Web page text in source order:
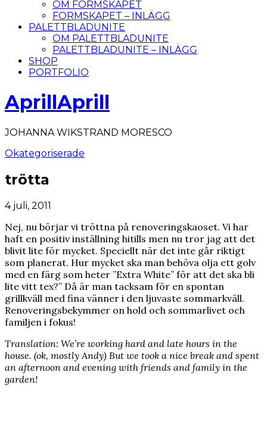
OM FORMSKAPET
FORMSKAPET – INLÄGG
PALETTBLADUNITE
OM PALETTBLADUNITE
PALETTBLADUNITE – INLÄGG
SHOP
PORTFOLIO
AprillAprill
JOHANNA WIKSTRAND MORESCO
Okategoriserade
trötta
4 juli, 2011
Nej, nu börjar vi tröttna på renoveringskaoset. Vi har
haft en positiv inställning hitills men nu tror jag att det
blivit lite för mycket. Speciellt när det inte går riktigt
som planerat. Hur mycket ska man behöva olja ett golv
med en färg som heter ”Extra White” för att det ska bli
lite vitt tex?” Då är man tacksam för en spontan
grillkväll med fina vänner i den ljuvaste sommarkväll.
Renoveringsbekymmer on hold och sommarlivet och
familjen i fokus!
Translation: We’re working hard and late hours in the
house. (ok, mostly Andy) But we took a nice break and spent
an afternoon and evening ​​with friends and family in the
garden!